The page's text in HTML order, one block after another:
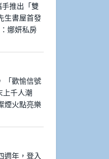
推出「雙
生書屋首發
娜妍私房
「歡愉信號
上千人潮
煙火點亮樂
週年，登入